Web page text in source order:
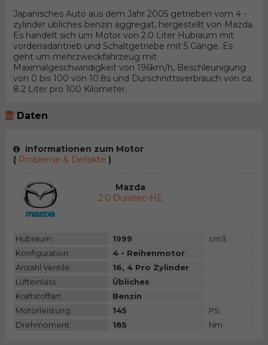
Japanisches Auto aus dem Jahr 2005 getrieben vom 4 -
zylinder übliches benzin aggregat, hergestellt von Mazda.
Es handelt sich um Motor von 2.0 Liter Hubraum mit
vorderradantrieb und Schaltgetriebe mit 5 Gänge. Es
geht um mehrzweckfahrzeug mit
Maximalgeschwindigkeit von 196km/h, Beschleunigung
von 0 bis 100 von 10.8s und Durschnittsverbrauch von ca.
8.2 Liter pro 100 Kilometer.
Daten
Informationen zum Motor
(Probleme & Defekte )
Mazda
2.0 Duratec-HE
Hubraum: 1999
cm3
Konfiguration:
4 - Reihenmotor
Anzahl Ventile:
16, 4 Pro Zylinder
Lufteinlass:
Übliches
Kraftstoffart:
Benzin
Motorleistung:
145
PS
Drehmoment:
185 Nm